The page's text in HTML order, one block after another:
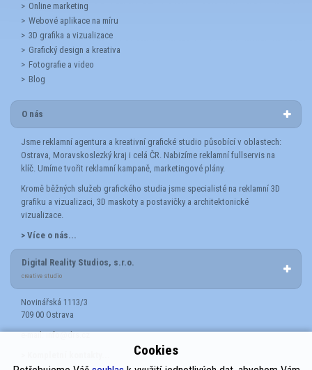
Online marketing
Webové aplikace na míru
3D grafika a vizualizace
Grafický design a kreativa
Fotografie a video
Blog
O nás
Jsme reklamní agentura a kreativní grafické studio působící v oblastech:
Ostrava, Moravskoslezký kraj i celá ČR. Nabizíme reklamní fullservis na
klíč. Umíme tvořit reklamní kampaně, marketingové plány.
Kromě běžných služeb grafického studia jsme specialisté na reklamní 3D
grafiku a vizualizaci, 3D maskoty a postavičky a architektonické
vizualizace.
> Více o nás...
Digital Reality Studios, s.r.o.
creative studio
Novinářská 1113/3
709 00 Ostrava
e-mail:info@drs.cz
Cookies